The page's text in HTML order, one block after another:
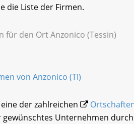
die Liste der Firmen.
für den Ort Anzonico (Tessin)
von Anzonico (TI)
der zahlreichen
gewünschtes Unternehmen